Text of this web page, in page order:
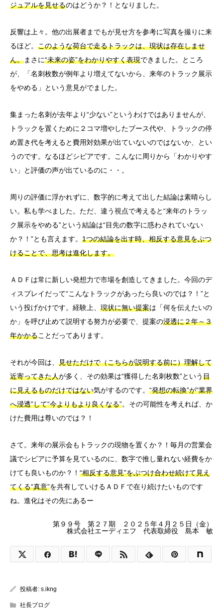
ジュアルを見せるのはどうか？！となりました。
反響は上々。他の出展者までもが見せ方を参考に写真を撮りに来
るほど。 このような荷台で走るトラックは、現状は存在しませ
ん。まさに“未来の姿”をわかりやすく表現できました。ところ
が、「名刺枚数が例年より増えてないから、来年のトラック展示
をやめる」という意見がでました。
集まった名刺が去年より“少ない”というわけではありませんが、
トラックを置くために２コマ増やしたブース代や、トラックの停
め置き代を考えると費用対効果が出ていないのではないか、とい
うのです。なるほどシビアです。こんなに周りから「わかりやす
い」と評価の声が出ているのに・・。
周りの評価に浮かれずに、数字的に考えて出した結論は素晴らし
い。私も学べました。ただ、違う視点で考えると“来年のトラッ
ク展示をやめる”という結論は“目先の数字に惑わされていない
か？！”とも言えます。 1つの結論を出す時、相反する意見をぶつ
けることで、思考は進化します。
ＡＤＦは常に新しい発想力で市場を創造してきました。今回のデ
ィスプレイだって“こんなトラックがあったら良いのでは？！”と
いう投げかけです。経験上、 現状に無い提案は「何を伝えたいの
か」を呼び止めて説明する努力が必要で、提案の浸透に２年～３
年かかることだってあります。
それが今回は、 見せただけで（こちらが説明する前に）理解して
近寄ってきた人が多く、その効果は“獲得した名刺枚数”という目
に見えるものだけではない気がするのです。 “発想の転換”が“業界
へ浸透”して“今よりもより良くなる”。その可能性を考えれば、か
けた費用は尊いのでは？！
さて。来年の展示会もトラックの現物を置くか？！毎月の営業会
議でシビアに予算を見ているのに、数字で推し量れない経費をか
けても良いものか？！ “相反する意見”をぶつけ合わせ続けて見え
てくる“真意”を共有していけるＡＤＦで在り続けたいものです
ね。進化はその先にあるー
第９９号 第２７期 ２０２５年４月２５日（金）
株式会社エーディエフ 代表取締役 島本 敏
投稿者: s.ikng
社長ブログ